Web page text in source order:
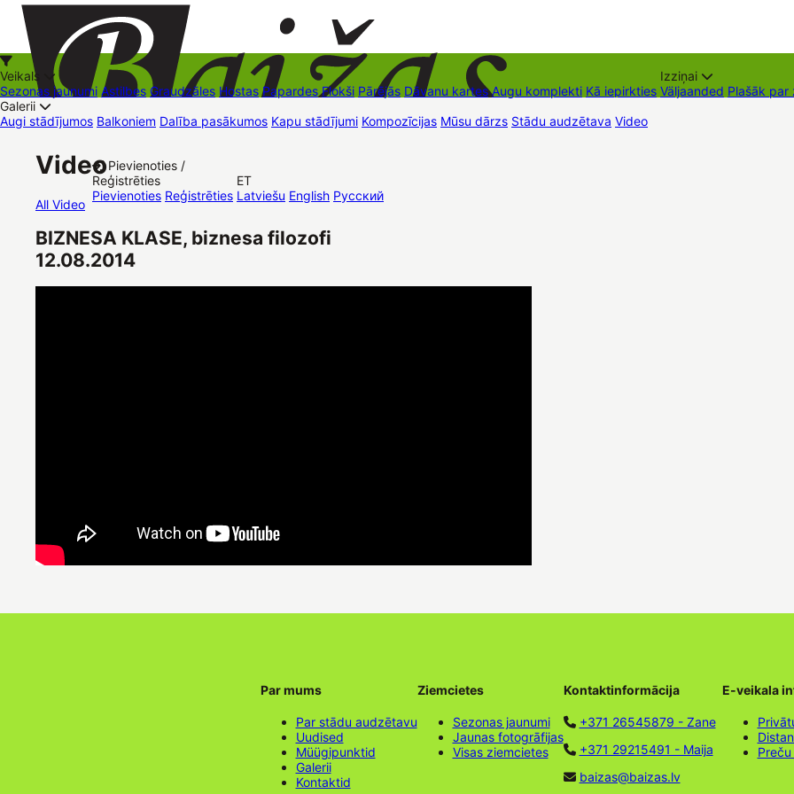
Pievienoties /
Reģistrēties
Pievienoties Reģistrēties
ET
Latviešu English Русский
Veikals
Sezonas jaunumi Astilbes Graudzāles Hostas Papardes Flokši Pārējās Dāvanu kartes Augu komplekti Kā iepirkties
Izziņai
Väljaanded Plašāk par
Galerii
Augi stādījumos Balkoniem Dalība pasākumos Kapu stādījumi Kompozīcijas Mūsu dārzs Stādu audzētava Video
Video
All Video
BIZNESA KLASE, biznesa filozofi
12.08.2014
Par mums
Par stādu audzētavu
Uudised
Müügipunktid
Galerii
Kontaktid
Ziemcietes
Sezonas jaunumi
Jaunas fotogrāfijas
Visas ziemcietes
Kontaktinformācija
+371 26545879 - Zane
+371 29215491 - Maija
baizas@baizas.lv
E-veikala